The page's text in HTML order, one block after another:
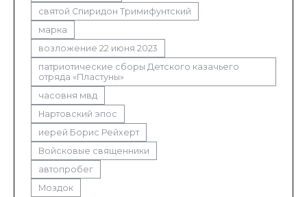
святой Спиридон Тримифунтский
марка
возложение 22 июня 2023
патриотические сборы Детского казачьего
отряда «Пластуны»
часовня мвд
Нартовский эпос
иерей Борис Рейхерт
Войсковые священники
автопробег
Моздок